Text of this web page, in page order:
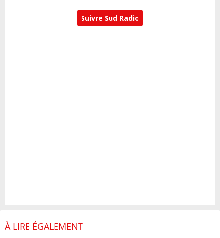
Suivre Sud Radio
À LIRE ÉGALEMENT